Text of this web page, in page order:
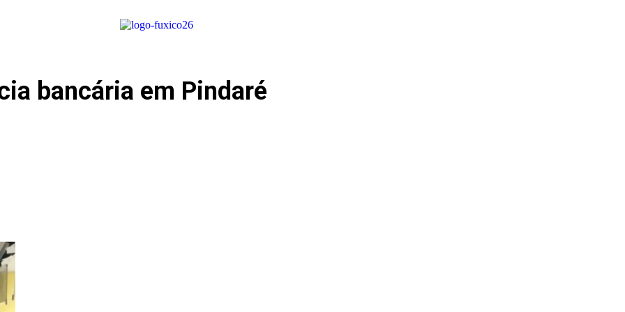
bancária em Pindaré